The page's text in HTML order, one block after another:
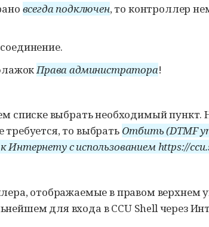
всегда подключен, то контроллер
Права администратора!
списке выбрать необходимый пункт.
то выбрать Отбить (DTMF
Интернету с использованием https://
отображаемые в правом верхнем
для входа вCCU Shell через